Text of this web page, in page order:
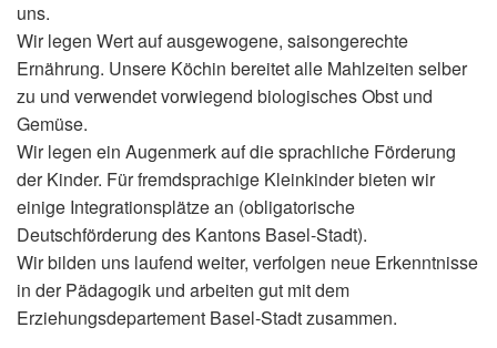
uns.
Wir legen Wert auf ausgewogene, saisongerechte
Ernährung. Unsere Köchin bereitet alle Mahlzeiten selber
zu und verwendet vorwiegend biologisches Obst und
Gemüse.
Wir legen ein Augenmerk auf die sprachliche Förderung
der Kinder. Für fremdsprachige Kleinkinder bieten wir
einige Integrationsplätze an (obligatorische
Deutschförderung des Kantons Basel-Stadt).
Wir bilden uns laufend weiter, verfolgen neue Erkenntnisse
in der Pädagogik und arbeiten gut mit dem
Erziehungsdepartement Basel-Stadt zusammen.